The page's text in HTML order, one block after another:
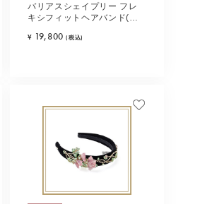
バリアスシェイプリー フレ
キシフィットヘアバンド(ブ
¥ 19,800 (税込)